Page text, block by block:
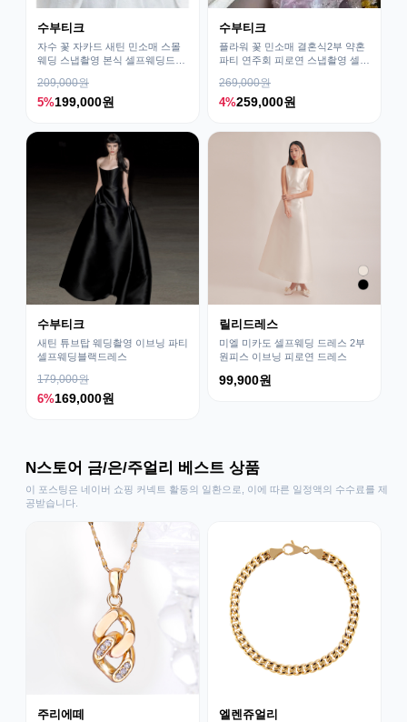
수부티크
자수 꽃 자카드 새틴 민소매 스몰
웨딩 스냅촬영 본식 셀프웨딩드레
209,000원
5%199,000원
수부티크
플라워 꽃 민소매 결혼식2부 약혼
파티 연주회 피로연 스냅촬영 셀프
269,000원
4%259,000원
수부티크
새틴 튜브탑 웨딩촬영 이브닝 파티
셀프웨딩블랙드레스
179,000원
6%169,000원
릴리드레스
미엘 미카도 셀프웨딩 드레스 2부
원피스 이브닝 피로연 드레스
99,900원
N스토어 금/은/주얼리 베스트 상품
이 포스팅은 네이버 쇼핑 커넥트 활동의 일환으로, 이에 따른 일정액의 수수료를 제
공받습니다.
주리에떼 엘렌쥬얼리